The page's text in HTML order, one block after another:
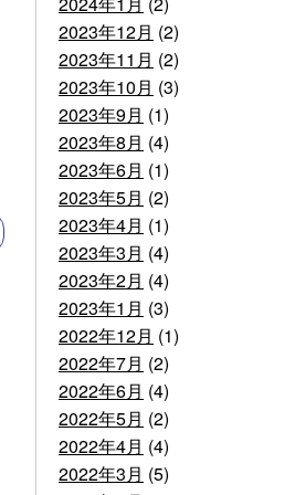
2023年12月 (2)
2023年11月 (2)
2023年10月 (3)
2023年9月 (1)
2023年8月 (4)
2023年6月 (1)
2023年5月 (2)
2023年4月 (1)
2023年3月 (4)
2023年2月 (4)
2023年1月 (3)
2022年12月 (1)
2022年7月 (2)
2022年6月 (4)
2022年5月 (2)
2022年4月 (4)
2022年3月 (5)